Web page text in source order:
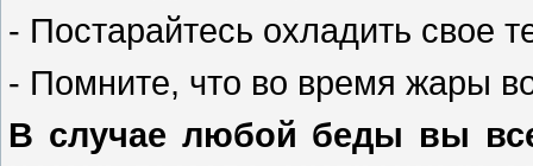
- Постарайтесь охладить свое
- Помните, что во время жары
В случае любой беды вы